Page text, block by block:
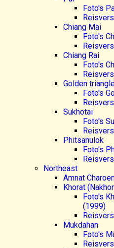
Foto's
Chiang Mai
Foto's
Chiang Rai
Foto's
Golden
Foto's
Sukhotai
Foto's
Phitsanulok
Foto's
Northeast
Amnat
Khorat
Foto's
(1999)
Mukdahan
Foto's